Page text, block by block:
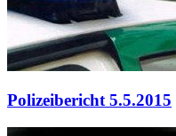
Polizeibericht 5.5.2015